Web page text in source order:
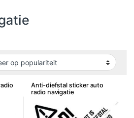
op populariteit
Anti-diefstal sticker auto
radio navigatie